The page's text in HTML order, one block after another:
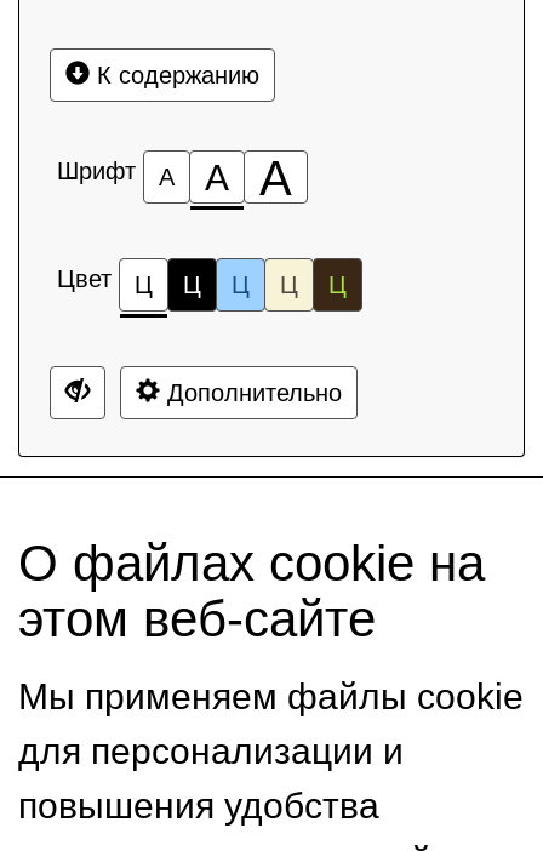
К содержанию
Шрифт А А А
Цвет Ц Ц Ц Ц Ц
Дополнительно
О файлах cookie на
этом веб-сайте
Мы применяем файлы cookie
для персонализации и
повышения удобства